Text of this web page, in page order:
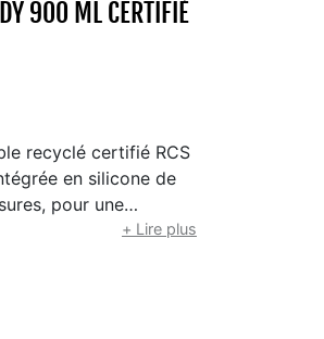
900 ML CERTIFIÉ
recyclé certifié RCS
en silicone de
pour une
également aux
refroidir votre
+ Lire plus